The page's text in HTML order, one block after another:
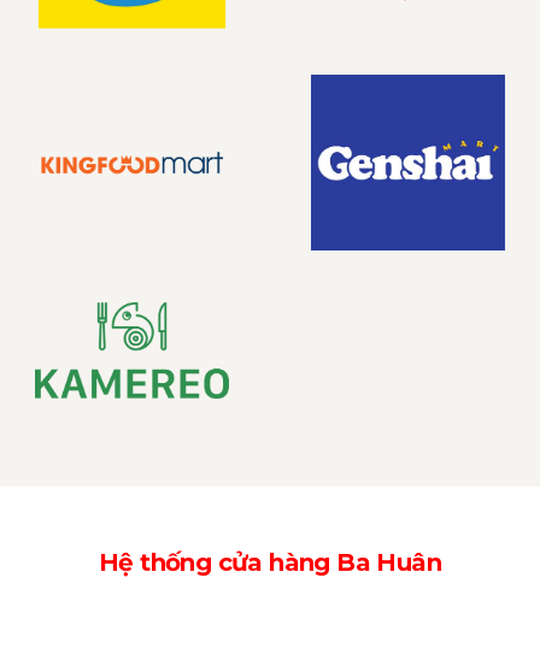
Hệ thống cửa hàng Ba Huân